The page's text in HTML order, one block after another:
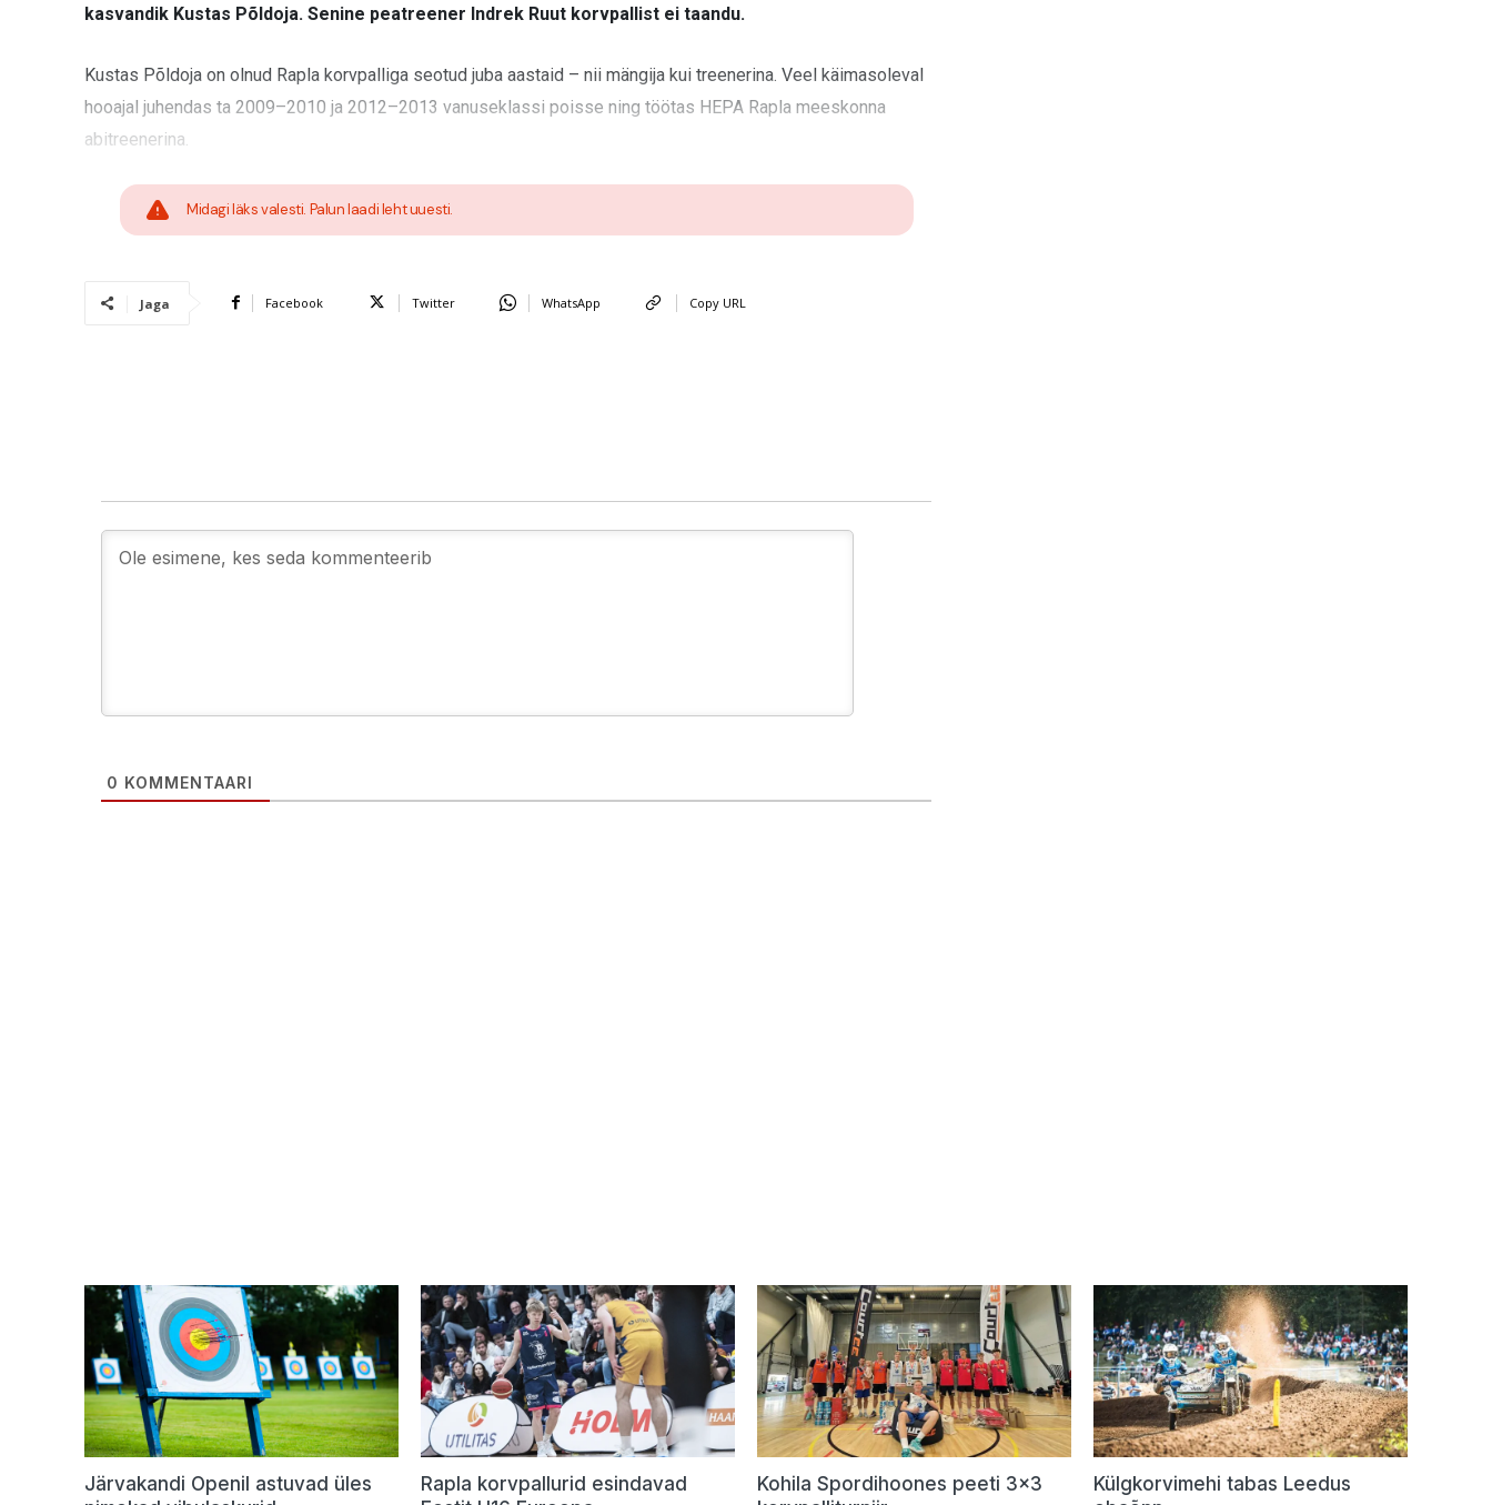
kasvandik Kustas Põldoja. Senine peatreener Indrek Ruut korvpallist ei taandu.
Kustas Põldoja on olnud Rapla korvpalliga seotud juba aastaid – nii mängija kui treenerina. Veel käimasoleval
hooajal juhendas ta 2009–2010 ja 2012–2013 vanuseklassi poisse ning töötas HEPA Rapla meeskonna
abitreenerina.
Midagi läks valesti. Palun laadi leht uuesti.
Jaga Facebook Twitter WhatsApp Copy URL
0 KOMMENTAARI
Järvakandi Openil astuvad üles
Rapla korvpallurid esindavad
Kohila Spordihoones peeti 3×3
Külgkorvimehi tabas Leedus